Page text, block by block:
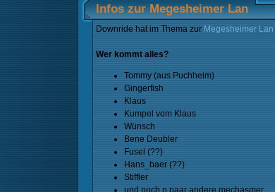
Infos zur Megesheimer Lan
Downride hat im Thema zur Megesheimer Lan
Wer kommt alles?
Tommy (aus Puchheim)
Gingerfish
Klaus
Kumpel vom Klaus
Wünsch
Bene Deubler
Fusel (??)
Hans_baer (??)
Stiffler
und noch n paar andere mechasmer